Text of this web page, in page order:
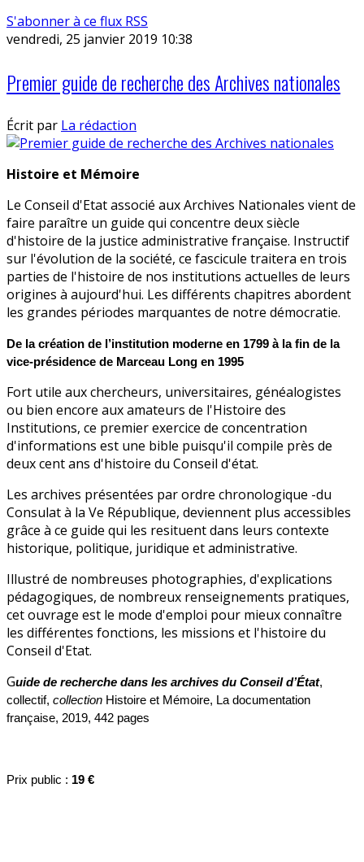
S'abonner à ce flux RSS
vendredi, 25 janvier 2019 10:38
Premier guide de recherche des Archives nationales
Écrit par La rédaction
Histoire et Mémoire
Le Conseil d'Etat associé aux Archives Nationales vient de
faire paraître un guide qui concentre deux siècle
d'histoire de la justice administrative française. Instructif
sur l'évolution de la société, ce fascicule traitera en trois
parties de l'histoire de nos institutions actuelles de leurs
origines à aujourd'hui. Les différents chapitres abordent
les grandes périodes marquantes de notre démocratie.
De la création de l’institution moderne en 1799 à la fin de la
vice-présidence de Marceau Long en 1995
Fort utile aux chercheurs, universitaires, généalogistes
ou bien encore aux amateurs de l'Histoire des
Institutions, ce premier exercice de concentration
d'informations est une bible puisqu'il compile près de
deux cent ans d'histoire du Conseil d'état.
Les archives présentées par ordre chronologique -du
Consulat à la Ve République, deviennent plus accessibles
grâce à ce guide qui les resituent dans leurs contexte
historique, politique, juridique et administrative.
Illustré de nombreuses photographies, d'explications
pédagogiques, de nombreux renseignements pratiques,
cet ouvrage est le mode d'emploi pour mieux connaître
les différentes fonctions, les missions et l'histoire du
Conseil d'Etat.
Guide de recherche dans les archives du Conseil d’État,
collectif, collection Histoire et Mémoire, La documentation
française, 2019, 442 pages
Prix public : 19 €